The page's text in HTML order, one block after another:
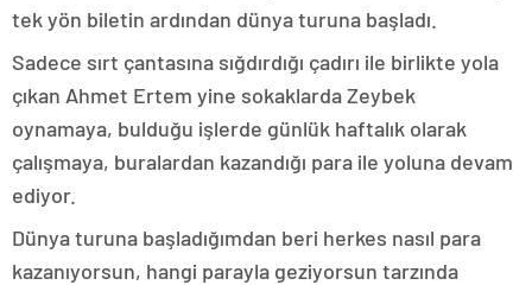
tek yön biletin ardından dünya turuna başladı.
Sadece sırt çantasına sığdırdığı çadırı ile birlikte yola
çıkan Ahmet Ertem yine sokaklarda Zeybek
oynamaya, bulduğu işlerde günlük haftalık olarak
çalışmaya, buralardan kazandığı para ile yoluna devam
ediyor.
Dünya turuna başladığımdan beri herkes nasıl para
kazanıyorsun, hangi parayla geziyorsun tarzında